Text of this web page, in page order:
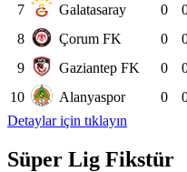
7
Galatasaray 0
8
Çorum FK 0
9
Gaziantep FK 0
10
Alanyaspor 0
Detaylar için tıklayın
Süper Lig Fikstür